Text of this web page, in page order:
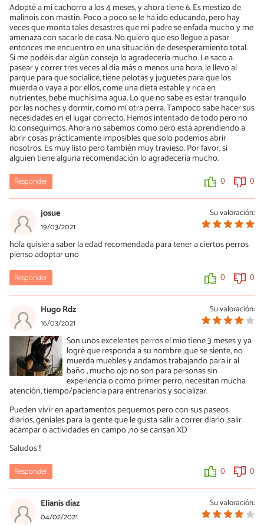
Adopté a mi cachorro a los 4 meses, y ahora tiene 6. Es mestizo de
malinois con mastín. Poco a poco se le ha ido educando, pero hay
veces que monta tales desastres que mi padre se enfada mucho y me
amenaza con sacarle de casa. No quiero que eso llegue a pasar
entonces me encuentro en una situación de desesperamiento total.
Si me podéis dar algún consejo lo agradecería mucho. Le saco a
pasear y correr tres veces al día más o menos una hora, le llevo al
parque para que socialice, tiene pelotas y juguetes para que los
muerda o vaya a por ellos, come una dieta estable y rica en
nutrientes, bebe muchísima agua. Lo que no sabe es estar tranquilo
por las noches y dormir, como mi otra perra. Tampoco sabe hacer sus
necesidades en el lugar correcto. Hemos intentado de todo pero no
lo conseguimos. Ahora no sabemos como pero está aprendiendo a
abrir cosas prácticamente imposibles que solo podemos abrir
nosotros. Es muy listo pero también muy travieso. Por favor, si
alguien tiene alguna recomendación lo agradecería mucho.
Responder 0 0
Su valoración:
josue
19/03/2021
hola quisiera saber la edad recomendada para tener a ciertos perros
pienso adoptar uno
Responder 0 0
Su valoración:
Hugo Rdz
16/03/2021
Son unos excelentes perros el mío tiene 3 meses y ya
logré que responda a su nombre ,que se siente, no
muerda muebles y andamos trabajando para ir al
baño , mucho ojo no son para personas sin
experiencia o como primer perro, necesitan mucha
atención, tiempo/paciencia para entrenarlos y socializar.
Pueden vivir en apartamentos pequemos pero con sus paseos
diarios, geniales para la gente que le gusta salir a correr diario ,salir
acampar o actividades en campo ,no se cansan XD
Saludos !!
Responder 0 0
Su valoración:
Elianis díaz
04/02/2021